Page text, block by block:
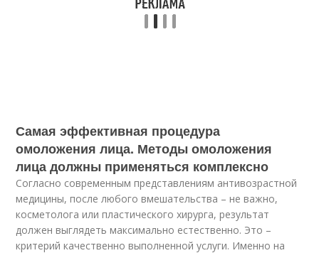
Самая эффективная процедура
омоложения лица. Методы омоложения
лица должны применяться комплексно
Согласно современным представлениям антивозрастной
медицины, после любого вмешательства – не важно,
косметолога или пластического хирурга, результат
должен выглядеть максимально естественно. Это –
критерий качественно выполненной услуги. Именно на